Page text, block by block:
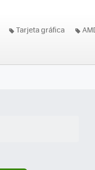
Tarjeta gráfica